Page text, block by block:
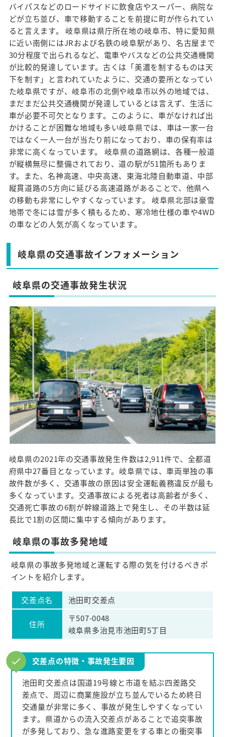
バイパスなどのロードサイドに飲食店やスーパー、病院な
どが立ち並び、車で移動することを前提に町が作られてい
ると言えます。 岐阜県は県庁所在地の岐阜市、特に愛知県
に近い南側にはJRおよび名鉄の岐阜駅があり、名古屋まで
30分程度で出られるなど、電車やバスなどの公共交通機関
が比較的発達しています。古くは「美濃を制するものは天
下を制す」と言われていたように、交通の要所となってい
た岐阜県ですが、岐阜市の北側や岐阜市以外の地域では、
まだまだ公共交通機関が発達しているとは言えず、生活に
車が必要不可欠となります。このように、車がなければ出
かけることが困難な地域も多い岐阜県では、車は一家一台
ではなく一人一台が当たり前になっており、車の保有率は
非常に高くなっています。 岐阜県の道路網は、各種一般道
が縦横無尽に整備されており、道の駅が51箇所もありま
す。また、名神高速、中央高速、東海北陸自動車道、中部
縦貫道路の5方向に延びる高速道路があることで、他県へ
の移動も非常にしやすくなっています。 岐阜県北部は豪雪
地帯で冬には雪が多く積もるため、寒冷地仕様の車や4WD
の車などの人気が高くなっています。
岐阜県の交通事故インフォメーション
岐阜県の交通事故発生状況
岐阜県の2021年の交通事故発生件数は2,911件で、全都道
府県中27番目となっています。岐阜県では、車両単独の事
故件数が多く、交通事故の原因は安全運転義務違反が最も
多くなっています。交通事故による死者は高齢者が多く、
交通死亡事故の6割が幹線道路上で発生し、その半数は延
長比で1割の区間に集中する傾向があります。
岐阜県の事故多発地域
岐阜県の事故多発地域と運転する際の気を付けるべきポ
イントを紹介します。
交差点名 池田町交差点
住所
〒507-0048
岐阜県多治見市池田町5丁目
交差点の特徴・事故発生要因
池田町交差点は国道19号線と市道を結ぶ四差路交
差点で、周辺に商業施設が立ち並んでいるため終日
交通量が非常に多く、事故が発生しやすくなってい
ます。県道からの流入交差点があることで追突事故
が多発しており、急な進路変更をする車との衝突事